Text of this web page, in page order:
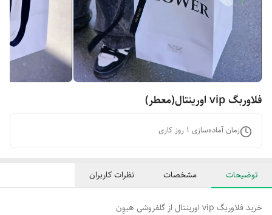
فلاوربگ vip اورینتال(معطر)
زمان آماده‌سازی 1 روز کاری
توضیحات مشخصات نظرات کاربران
خرید فلاوربگ vip اورینتال از گلفروشی هیوِن